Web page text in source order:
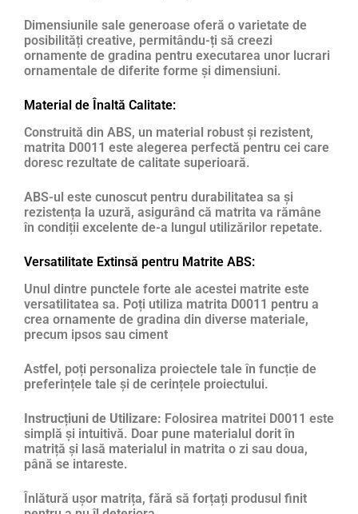
Dimensiunile sale generoase oferă o varietate de
posibilități creative, permitându-ți să creezi
ornamente de gradina pentru executarea unor lucrari
ornamentale de diferite forme și dimensiuni.
Material de Înaltă Calitate:
Construită din ABS, un material robust și rezistent,
matrita D0011 este alegerea perfectă pentru cei care
doresc rezultate de calitate superioară.
ABS-ul este cunoscut pentru durabilitatea sa și
rezistența la uzură, asigurând că matrita va rămâne
în condiții excelente de-a lungul utilizărilor repetate.
Versatilitate Extinsă pentru Matrite ABS:
Unul dintre punctele forte ale acestei matrite este
versatilitatea sa. Poți utiliza matrita D0011 pentru a
crea ornamente de gradina din diverse materiale,
precum ipsos sau ciment
Astfel, poți personaliza proiectele tale în funcție de
preferințele tale și de cerințele proiectului.
Instrucțiuni de Utilizare: Folosirea matritei D0011 este
simplă și intuitivă. Doar pune materialul dorit în
matriță și lasă materialul in matrita o zi sau doua,
până se intareste.
Înlătură ușor matrița, fără să forțați produsul finit